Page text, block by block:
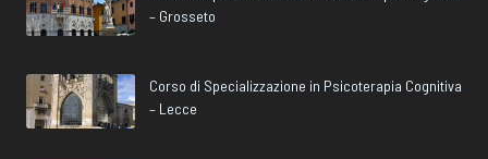
– Grosseto
Corso di Specializzazione in Psicoterapia Cognitiva
– Lecce